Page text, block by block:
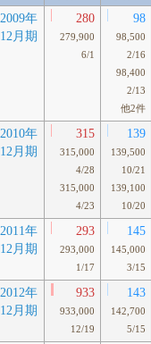
2009年
12月期
280
279,900
6/1
98
98,500
2/16
98,400
2/13
他2件
2010年
12月期
315
315,000
4/28
315,000
4/23
139
139,500
10/21
139,100
10/20
2011年
12月期
293
293,000
1/17
145
145,000
3/15
2012年
12月期
933
933,000
12/19
143
142,700
5/15